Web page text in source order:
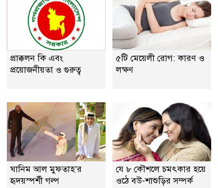
প্রাক্কলন কি এবং
প্রয়ােজনীয়তা ও গুরুত্ব
৫টি মেয়েলী রোগ: কারণ ও
লক্ষণ
ঘানিম আল মুফতাহ’র
হৃদয়স্পর্শী গল্প
যে ৮ কৌশলে চমৎকার হয়ে
ওঠে বউ-শাশুড়ির সম্পর্ক